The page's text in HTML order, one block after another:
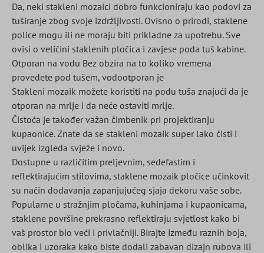
Da, neki stakleni mozaici dobro funkcioniraju kao podovi za
tuširanje zbog svoje izdržljivosti. Ovisno o prirodi, staklene
police mogu ili ne moraju biti prikladne za upotrebu. Sve
ovisi o veličini staklenih pločica i zavjese poda tuš kabine.
Otporan na vodu Bez obzira na to koliko vremena
provedete pod tušem, vodootporan je
Stakleni mozaik možete koristiti na podu tuša znajući da je
otporan na mrlje i da neće ostaviti mrlje.
Čistoća je također važan čimbenik pri projektiranju
kupaonice. Znate da se stakleni mozaik super lako čisti i
uvijek izgleda svježe i novo.
Dostupne u različitim preljevnim, sedefastim i
reflektirajućim stilovima, staklene mozaik pločice učinkovit
su način dodavanja zapanjujućeg sjaja dekoru vaše sobe.
Popularne u stražnjim pločama, kuhinjama i kupaonicama,
staklene površine prekrasno reflektiraju svjetlost kako bi
vaš prostor bio veći i privlačniji. Birajte između raznih boja,
oblika i uzoraka kako biste dodali zabavan dizajn rubova ili